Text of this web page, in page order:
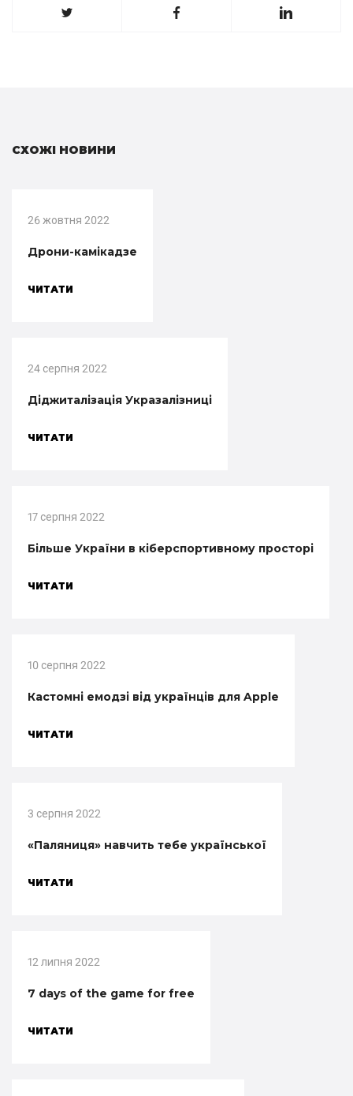
СХОЖІ НОВИНИ
26 жовтня 2022
Дрони-камікадзе
ЧИТАТИ
24 серпня 2022
Діджиталізація Укразалізниці
ЧИТАТИ
17 серпня 2022
Більше України в кіберспортивному просторі
ЧИТАТИ
10 серпня 2022
Кастомні емодзі від українців для Apple
ЧИТАТИ
3 серпня 2022
«Паляниця» навчить тебе української
ЧИТАТИ
12 липня 2022
7 days of the game for free
ЧИТАТИ